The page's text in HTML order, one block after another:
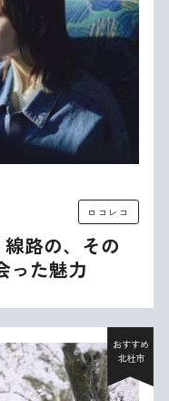
ロコレコ
路の、その
った魅力
おすすめ
北杜市